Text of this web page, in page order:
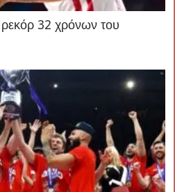
32 χρόνων του